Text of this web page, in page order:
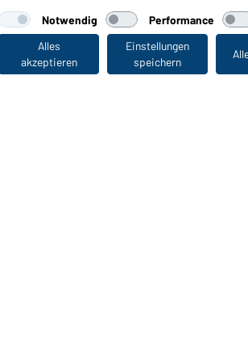
Zuletzt
Notwendig Performance
Alles
akzeptieren
Einstellungen
speichern